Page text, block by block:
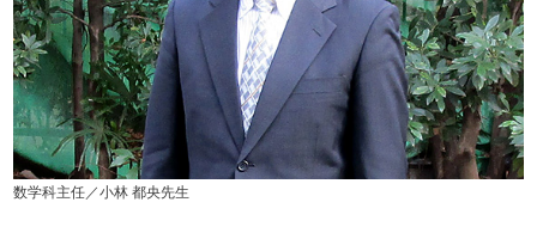
数学科主任／小林 都央先生